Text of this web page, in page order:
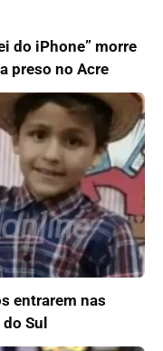
do iPhone” morre
preso no Acre
entrarem nas
Sul